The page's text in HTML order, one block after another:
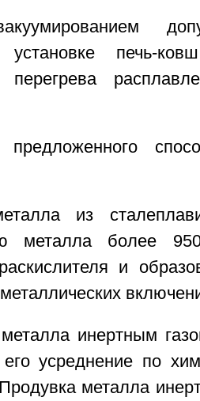
печь-
перегрева
предложенного
из
металла более
и
инертным
его усреднение по
металла